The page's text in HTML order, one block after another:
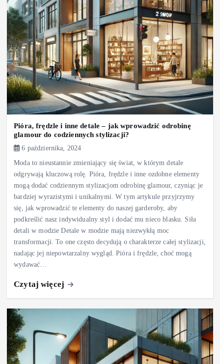
Pióra, frędzle i inne detale – jak wprowadzić odrobinę
glamour do codziennych stylizacji?
6 października, 2024
Moda to nieustannie zmieniający się świat, w którym detale
odgrywają kluczową rolę. Pióra, frędzle i inne ozdobne elementy
mogą dodać codziennym stylizacjom odrobinę glamour, czyniąc je
bardziej wyrazistymi i unikalnymi. W tym artykule przyjrzymy
się, jak wprowadzić te elementy do naszej garderoby, aby
podkreślić nasz indywidualny styl i dodać mu nieco blasku. Siła
detali w modzie Detale w modzie mają niezwykłą moc
transformacji. To one często decydują o charakterze całej stylizacji,
nadając jej niepowtarzalny wygląd. Pióra i frędzle, choć mogą
wydawać…
Czytaj więcej